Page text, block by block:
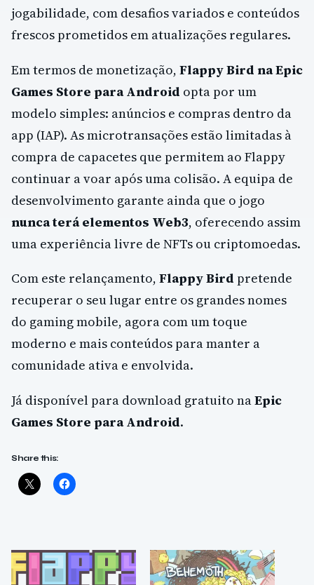
jogabilidade, com desafios variados e conteúdos
frescos prometidos em atualizações regulares.
Em termos de monetização, Flappy Bird na Epic
Games Store para Android opta por um
modelo simples: anúncios e compras dentro da
app (IAP). As microtransações estão limitadas à
compra de capacetes que permitem ao Flappy
continuar a voar após uma colisão. A equipa de
desenvolvimento garante ainda que o jogo
nunca terá elementos Web3, oferecendo assim
uma experiência livre de NFTs ou criptomoedas.
Com este relançamento, Flappy Bird pretende
recuperar o seu lugar entre os grandes nomes
do gaming mobile, agora com um toque
moderno e mais conteúdos para manter a
comunidade ativa e envolvida.
Já disponível para download gratuito naEpic
Games Store para Android.
Share this: